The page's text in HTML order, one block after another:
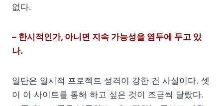
없다.
– 한시적인가, 아니면 지속 가능성을 염두에 두고 있
나.
일단은 일시적 프로젝트 성격이 강한 건 사실이다. 셋
이 이 사이트를 통해 하고 싶은 것이 조금씩 달랐다.